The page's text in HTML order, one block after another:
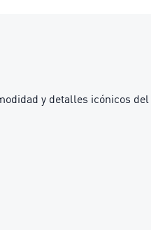
y detalles icónicos del